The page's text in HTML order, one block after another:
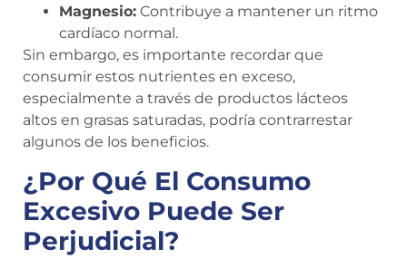
Magnesio: Contribuye a mantener un ritmo
cardíaco normal.
Sin embargo, es importante recordar que
consumir estos nutrientes en exceso,
especialmente a través de productos lácteos
altos en grasas saturadas, podría contrarrestar
algunos de los beneficios.
¿Por Qué El Consumo
Excesivo Puede Ser
Perjudicial?